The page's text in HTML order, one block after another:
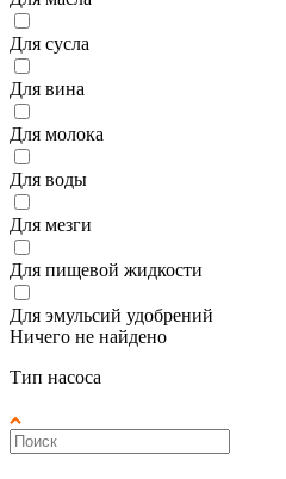
Для сусла
Для вина
Для молока
Для воды
Для мезги
Для пищевой жидкости
Для эмульсий удобрений
Ничего не найдено
Тип насоса